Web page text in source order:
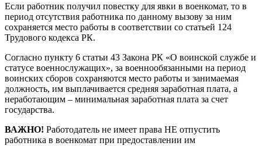
Если работник получил повестку для явки в военкомат, то в
период отсутствия работника по данному вызову за ним
сохраняется место работы в соответствии со статьей 124
Трудового кодекса РК.
Согласно пункту 6 статьи 43 Закона РК «О воинской службе и
статусе военнослужащих», за военнообязанными на период
воинских сборов сохраняются место работы и занимаемая
должность, им выплачивается средняя заработная плата, а
неработающим – минимальная заработная плата за счет
государства.
ВАЖНО! Работодатель не имеет права НЕ отпустить
работника в военкомат при предоставлении им